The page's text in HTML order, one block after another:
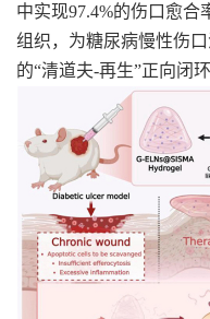
中实现97.4%的伤口愈合
组织，为糖尿病慢性伤
的“清道夫-再生”正向闭